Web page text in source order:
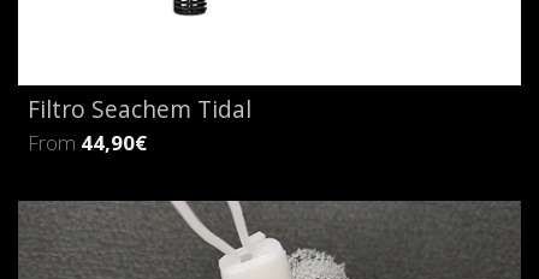
Filtro Seachem Tidal
From 44,90€